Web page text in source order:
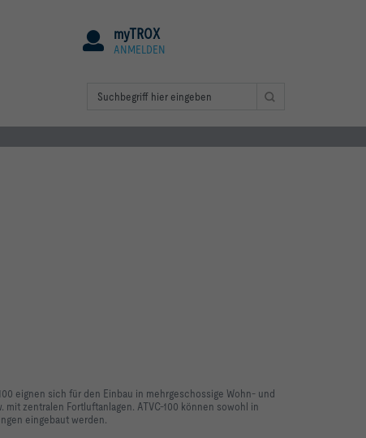
myTROX
ANMELDEN
eignen sich für den Einbau in mehrgeschossige Wohn- und
mit zentralen Fortluftanlagen. ATVC-100 können sowohl in
eingebaut werden.